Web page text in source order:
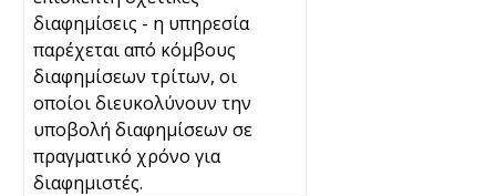
διαφημίσεις - η υπηρεσία
παρέχεται από κόμβους
διαφημίσεων τρίτων, οι
οποίοι διευκολύνουν την
υποβολή διαφημίσεων σε
πραγματικό χρόνο για
διαφημιστές.